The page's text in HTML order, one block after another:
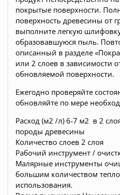
покрытые поверхности.
поверхность древесины от
выполните легкую
образовавшуюся пыль.
описанный в разделе
или 2 слоев в зависимости
обновляемой поверхности.
Ежегодно проверяйте
обновляйте по мере
Расход (м2 /л) 6-7 м2 в 2
породы древесины
Количество слоев 2 слоя
Рабочий инструмент /
Малярные инструменты
большим количеством
использования.